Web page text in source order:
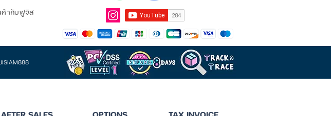
ค้ากับฟูจิส